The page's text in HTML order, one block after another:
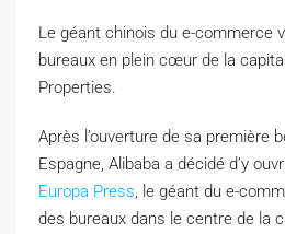
Le géant chinois du e-commerce
bureaux en plein cœur de la
Properties.
Après l’ouverture de sa première
Espagne, Alibaba a décidé d’y
Europa Press, le géant du e-
des bureaux dans le centre de la